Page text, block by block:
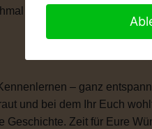
braucht man einen
– ganz
und bei dem Ihr Euch
Zeit für Eure